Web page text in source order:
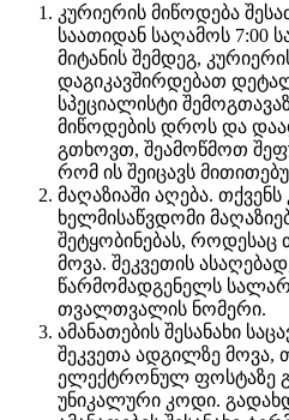
კურიერის მიწოდება
საათიდან საღამოს 7:00
მიტანის შემდეგ,
დაგიკავშირდებათ
სპეციალისტი
მიწოდების დროს და
გთხოვთ, შეამოწმოთ
რომ ის შეიცავს
მაღაზიაში აღება.
ხელმისაწვდომი
შეტყობინებას, როდესაც
მოვა. შეკვეთის
წარმომადგენელს
თვალთვალის ნომერი.
ამანათების შესანახი
შეკვეთა ადგილზე მოვა,
ელექტრონულ ფოსტაზე
უნიკალური კოდი.